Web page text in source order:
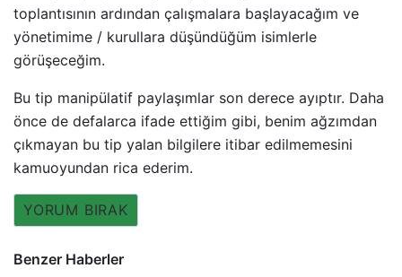
toplantısının ardından çalışmalara başlayacağım ve
yönetimime / kurullara düşündüğüm isimlerle
görüşeceğim.
Bu tip manipülatif paylaşımlar son derece ayıptır. Daha
önce de defalarca ifade ettiğim gibi, benim ağzımdan
çıkmayan bu tip yalan bilgilere itibar edilmemesini
kamuoyundan rica ederim.
YORUM BIRAK
Benzer Haberler